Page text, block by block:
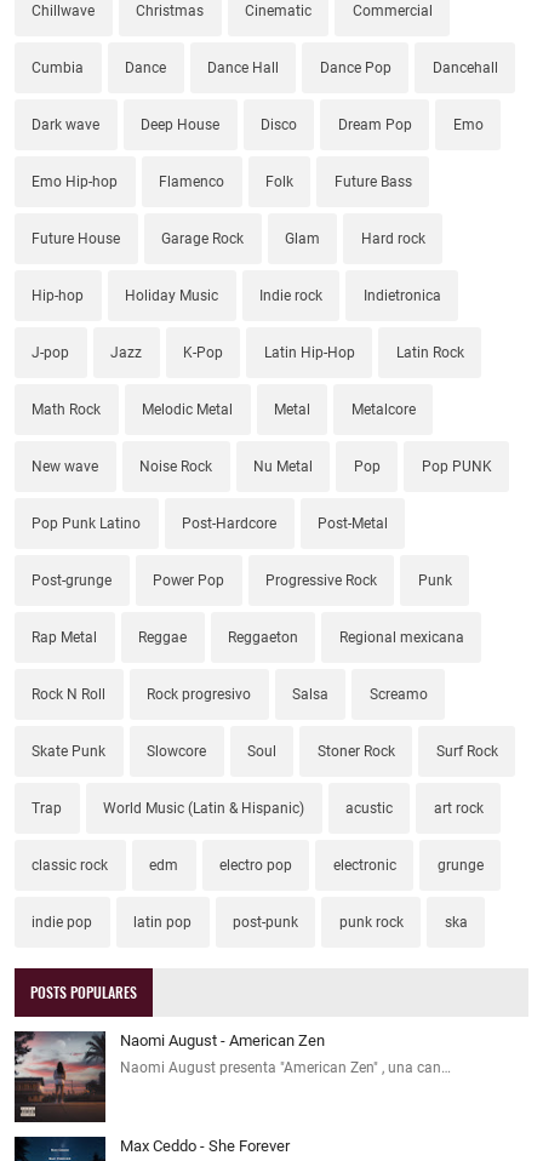
Chillwave Christmas Cinematic Commercial
Cumbia Dance Dance Hall Dance Pop Dancehall
Dark wave Deep House Disco Dream Pop Emo
Emo Hip-hop Flamenco Folk Future Bass
Future House Garage Rock Glam Hard rock
Hip-hop Holiday Music Indie rock Indietronica
J-pop Jazz K-Pop Latin Hip-Hop Latin Rock
Math Rock Melodic Metal Metal Metalcore
New wave Noise Rock Nu Metal Pop Pop PUNK
Pop Punk Latino Post-Hardcore Post-Metal
Post-grunge Power Pop Progressive Rock Punk
Rap Metal Reggae Reggaeton Regional mexicana
Rock N Roll Rock progresivo Salsa Screamo
Skate Punk Slowcore Soul Stoner Rock Surf Rock
Trap World Music (Latin & Hispanic) acustic art rock
classic rock edm electro pop electronic grunge
indie pop latin pop post-punk punk rock ska
POSTS POPULARES
Naomi August - American Zen
Naomi August presenta "American Zen" , una can…
Max Ceddo - She Forever